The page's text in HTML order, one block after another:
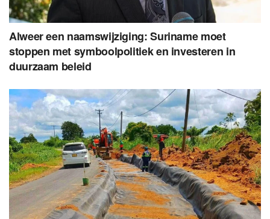
Alweer een naamswijziging: Suriname moet
stoppen met symboolpolitiek en investeren in
duurzaam beleid